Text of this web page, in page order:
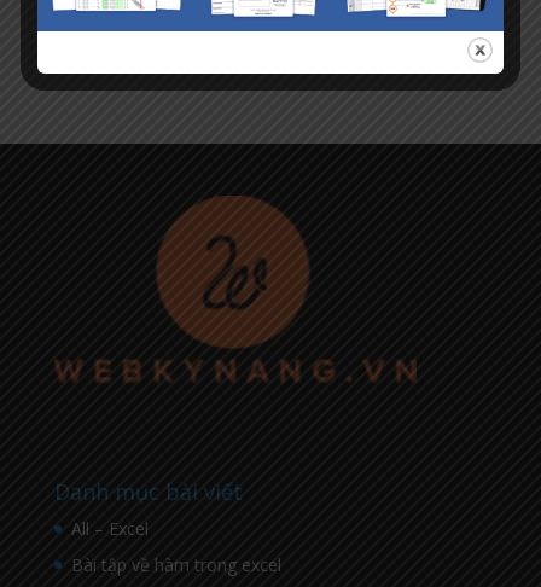
Danh mục bài viết
All – Excel
Bài tập về hàm trong excel